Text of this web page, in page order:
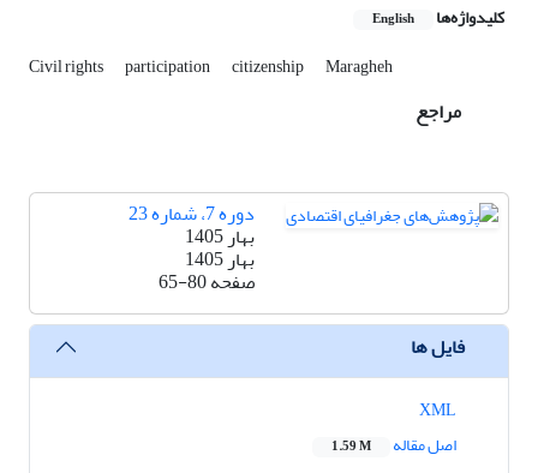
کلیدواژه‌ها English
Civil rights participation citizenship Maragheh
مراجع
دوره 7، شماره 23
بهار 1405
بهار 1405
صفحه65-80
فایل ها
اصل مقاله
1.59 M